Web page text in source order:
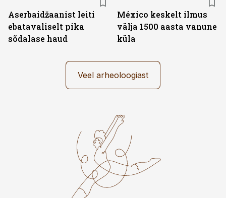
Aserbaidžaanist leiti
ebatavaliselt pika
sõdalase haud
México keskelt ilmus
välja 1500 aasta vanune
küla
Veel arheoloogiast